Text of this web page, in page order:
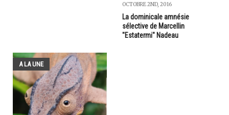
OCTOBRE 2ND, 2016
La dominicale amnésie
sélective de Marcellin
"Estatermi" Nadeau
A LA UNE